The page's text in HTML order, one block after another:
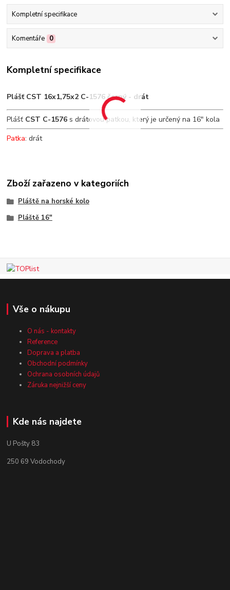
Kompletní specifikace
Komentáře 0
Kompletní specifikace
Plášť CST 16x1,75x2 C-1576 černý - drát
Plášť CST C-1576 s drátovou patkou, který je určený na 16" kola
Patka: drát
Zboží zařazeno v kategoriích
Pláště na horské kolo
Pláště 16"
Vše o nákupu
O nás - kontakty
Reference
Doprava a platba
Obchodní podmínky
Ochrana osobních údajů
Záruka nejnižší ceny
Kde nás najdete
U Pošty 83
250 69 Vodochody